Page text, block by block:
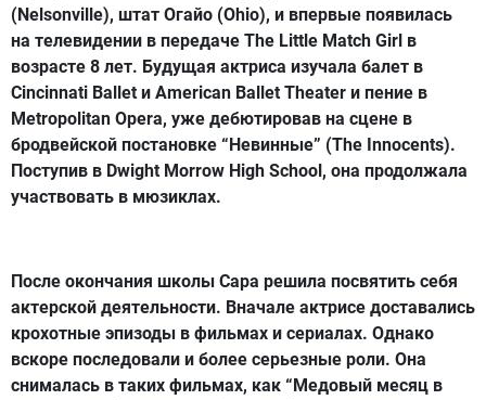
(Nelsonville), штат Огайо (Ohio), и впервые появилась
на телевидении в передаче The Little Match Girl в
возрасте 8 лет. Будущая актриса изучала балет в
Cincinnati Ballet и American Ballet Theater и пение в
Metropolitan Opera, уже дебютировав на сцене в
бродвейской постановке “Невинные” (The Innocents).
Поступив в Dwight Morrow High School, она продолжала
участвовать в мюзиклах.
После окончания школы Сара решила посвятить себя
актерской деятельности. Вначале актрисе доставались
крохотные эпизоды в фильмах и сериалах. Однако
вскоре последовали и более серьезные роли. Она
снималась в таких фильмах, как “Медовый месяц в